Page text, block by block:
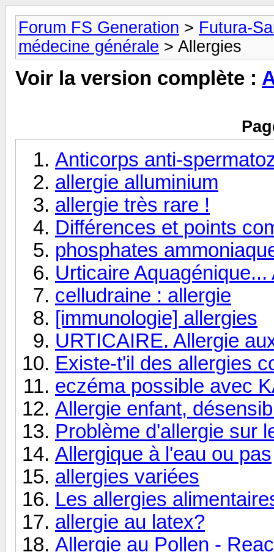
Forum FS Generation > Futura-
médecine générale > Allergies
Voir la version complète :
Anticorps anti-
allergie alluminium
allergie très rare !
Différences et points
phosphates
Urticaire
celludraine : allergie
[immunologie] allergies
URTICAIRE. Allergie
Existe-t'il des allergies
eczéma possible avec
Allergie enfant,
Problème d'allergie sur
Allergique à l'eau ou pas
allergies variées
Les allergies
allergie au latex?
Allergie au Pollen -